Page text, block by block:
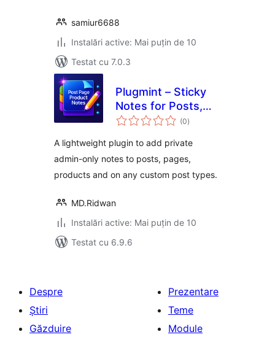
samiur6688
Instalări active: Mai puțin de 10
Testat cu 7.0.3
Plugmint – Sticky
Notes for Posts,
Pages, Products &
(0total
aprecieri
)
A lightweight plugin to add private
admin-only notes to posts, pages,
products and on any custom post types.
MD.Ridwan
Instalări active: Mai puțin de 10
Testat cu 6.9.6
Despre
Știri
Găzduire
Prezentare
Teme
Module